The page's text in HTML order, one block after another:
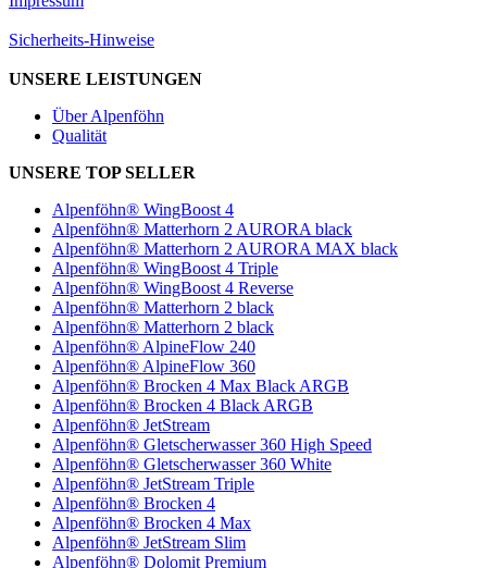
Sicherheits-Hinweise
UNSERE LEISTUNGEN
Über Alpenföhn
Qualität
UNSERE TOP SELLER
Alpenföhn® WingBoost 4
Alpenföhn® Matterhorn 2 AURORA black
Alpenföhn® Matterhorn 2 AURORA MAX black
Alpenföhn® WingBoost 4 Triple
Alpenföhn® WingBoost 4 Reverse
Alpenföhn® Matterhorn 2 black
Alpenföhn® Matterhorn 2 black
Alpenföhn® AlpineFlow 240
Alpenföhn® AlpineFlow 360
Alpenföhn® Brocken 4 Max Black ARGB
Alpenföhn® Brocken 4 Black ARGB
Alpenföhn® JetStream
Alpenföhn® Gletscherwasser 360 High Speed
Alpenföhn® Gletscherwasser 360 White
Alpenföhn® JetStream Triple
Alpenföhn® Brocken 4
Alpenföhn® Brocken 4 Max
Alpenföhn® JetStream Slim
Alpenföhn® Dolomit Premium